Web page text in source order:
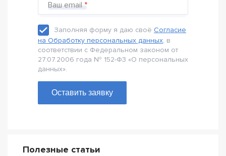
Ваш email
Заполняя форму я даю своё Согласие
на Обработку персональных данных, в
соответствии с Федеральном законом от
27.07.2006 года № 152-Ф3 «О персональных
данных».
Оставить заявку
Полезные статьи